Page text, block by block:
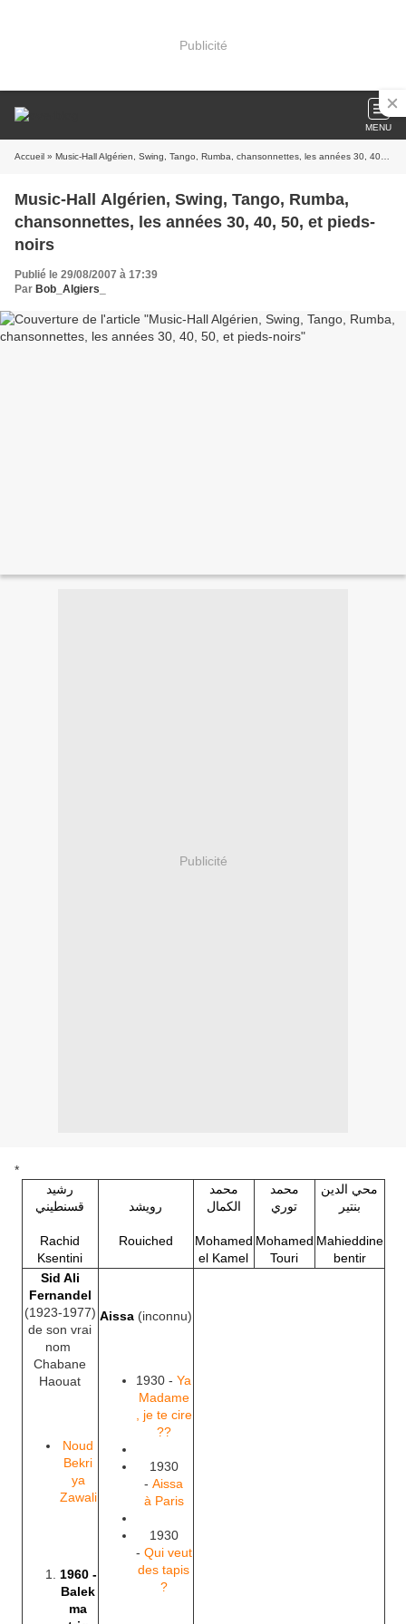
Publicité
MENU
Accueil » Music-Hall Algérien, Swing, Tango, Rumba, chansonnettes, les années 30, 40, 50, et pieds-noirs
Music-Hall Algérien, Swing, Tango, Rumba,
chansonnettes, les années 30, 40, 50, et pieds-
noirs
Publié le 29/08/2007 à 17:39
Par Bob_Algiers_
Publicité
*
رشيد
قسنطيني
Rachid
Ksentini
رويشد
Rouiched
محمد
الكمال
Mohamed
el Kamel
محمد
توري
Mohamed
Touri
محي الدين
بنتير
Mahieddine
bentir
Sid Ali
Fernandel
(1923-1977)
de son vrai
nom
Chabane
Haouat
Noud
Bekri
ya
Zawali
1960 -
Balek
ma
Aissa (inconnu)
1930 - Ya
Madame
, je te cire
??
1930
- Aissa
à Paris
1930
- Qui veut
des tapis
?